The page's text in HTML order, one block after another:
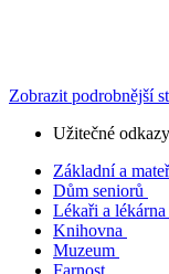
Zobrazit podrobnější
Užitečné odkazy
Základní a
Dům seniorů
Lékaři a lékárna
Knihovna
Muzeum